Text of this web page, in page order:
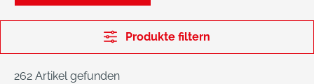
Produkte filtern
262 Artikel gefunden